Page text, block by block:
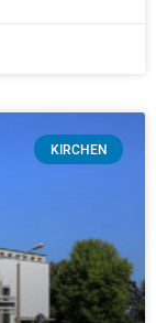
KIRCHEN